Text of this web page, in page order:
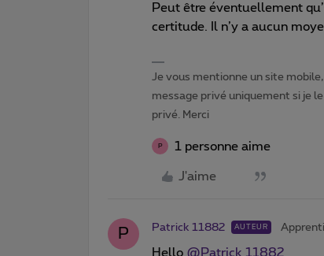
Peut être éventuellement
certitude. Il n’y a aucun
Je vous mentionne un site
message privé uniquement si je
privé. Merci
P 1 personne aime
J'aime
P Patrick 11882 AUTEUR Apprenti
Hello @Patrick 11882